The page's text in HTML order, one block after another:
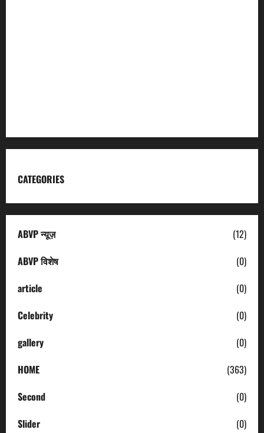
CATEGORIES
ABVP न्यूज़
(12)
ABVP विशेष
(0)
article
(0)
Celebrity
(0)
gallery
(0)
HOME
(363)
Second
(0)
Slider
(0)